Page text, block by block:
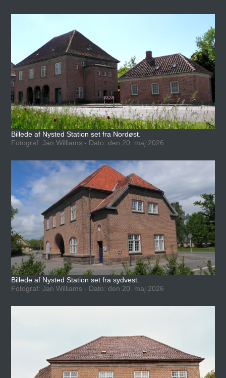
Billede af Nysted Station set fra Nordøst.
Fotograf: Jan Williams - Dato: den 20. maj 2026
Billede af Nysted Station set fra sydvest.
Fotograf: Jan Williams - Dato: den 20. maj 2026